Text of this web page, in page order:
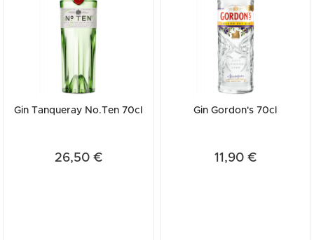
Gin Tanqueray No.Ten 70cl
26,50 €
Gin Gordon's 70cl
11,90 €